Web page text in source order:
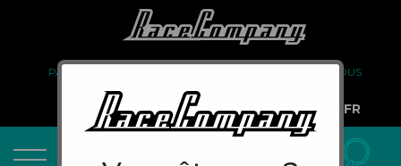
PARTENARIAT
À PROPOS DE NOUS
COMPTE PRO
FR